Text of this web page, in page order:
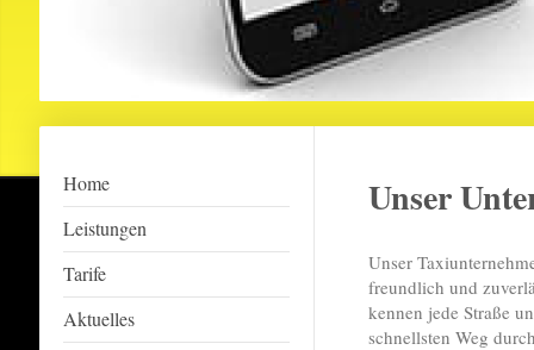
Home
Leistungen
Tarife
Aktuelles
Unser
Unser
freundlich und
kennen jede Straße
schnellsten Weg